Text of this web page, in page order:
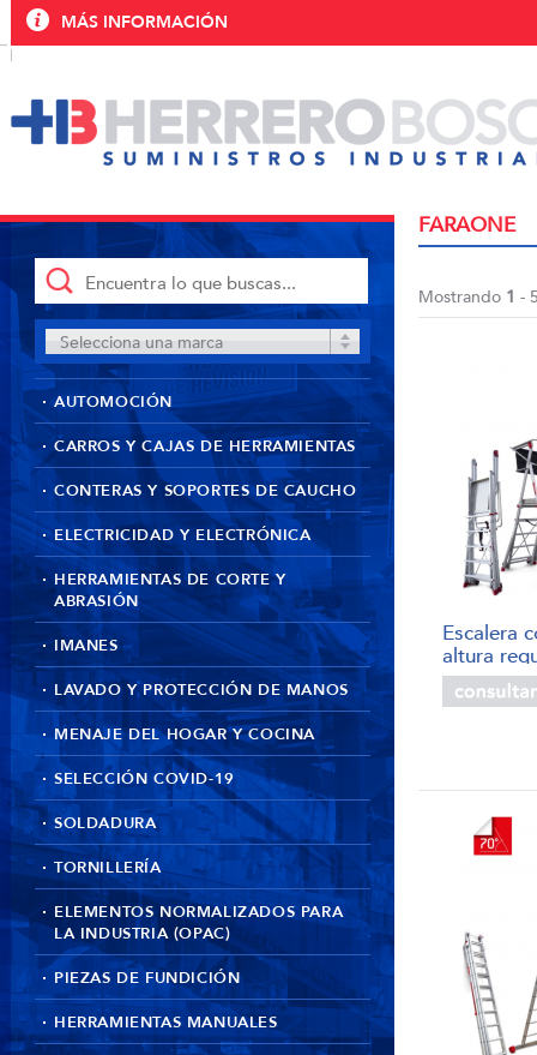
MÁS INFORMACIÓN
Selecciona una marca
AUTOMOCIÓN
CARROS Y CAJAS DE HERRAMIENTAS
CONTERAS Y SOPORTES DE CAUCHO
ELECTRICIDAD Y ELECTRÓNICA
HERRAMIENTAS DE CORTE Y
ABRASIÓN
IMANES
LAVADO Y PROTECCIÓN DE MANOS
MENAJE DEL HOGAR Y COCINA
SELECCIÓN COVID-19
SOLDADURA
TORNILLERÍA
ELEMENTOS NORMALIZADOS PARA
LA INDUSTRIA (OPAC)
PIEZAS DE FUNDICIÓN
HERRAMIENTAS MANUALES
FARAONE
Mostrando 1 -
Escalera
altura